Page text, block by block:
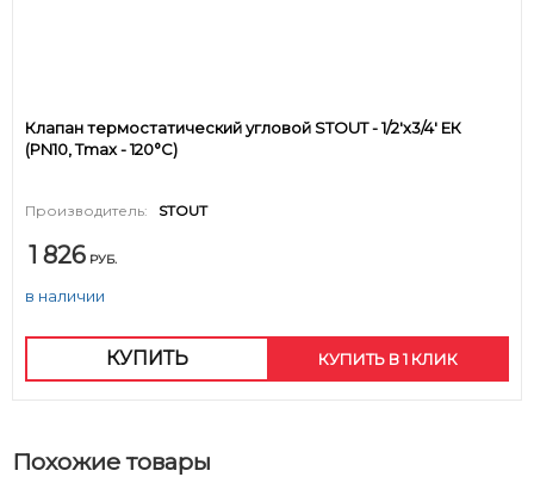
Клапан термостатический угловой STOUT - 1/2'х3/4' ЕК
(PN10, Tmax - 120°С)
Производитель: STOUT
1 826 РУБ.
в наличии
КУПИТЬ КУПИТЬ В 1 КЛИК
Похожие товары